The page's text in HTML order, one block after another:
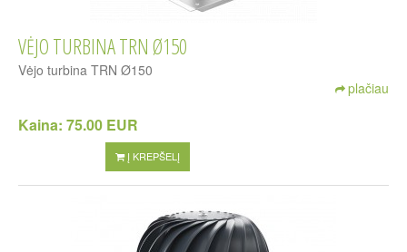
VĖJO TURBINA TRN Ø150
Vėjo turbina TRN Ø150
plačiau
Kaina: 75.00 EUR
Į KREPŠELĮ